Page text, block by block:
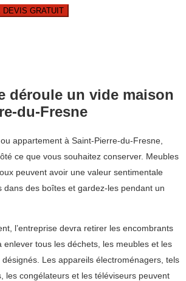
DEVIS GRATUIT
déroule un vide maison
du-Fresne
appartement à Saint-Pierre-du-Fresne,
ce que vous souhaitez conserver. Meubles
peuvent avoir une valeur sentimentale
dans des boîtes et gardez-les pendant un
l’entreprise devra retirer les encombrants
enlever tous les déchets, les meubles et les
Les appareils électroménagers, tels
les congélateurs et les téléviseurs peuvent